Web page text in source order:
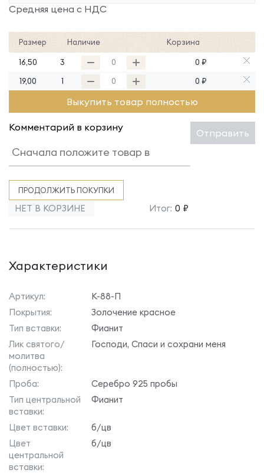
Средняя цена с НДС
Размер Наличие Корзина
16,50 3
0 ₽
19,00
1 0 ₽
Выкупить товар полностью
Комментарий в корзину Отправить
ПРОДОЛЖИТЬ ПОКУПКИ
НЕТ В КОРЗИНЕ Итог: 0 ₽
Характеристики
Артикул:
К-88-П
Покрытия:
Золочение красное
Тип вставки:
Фианит
Лик святого/
молитва
(полностью):
Господи, Спаси и сохрани меня
Проба:
Серебро 925 пробы
Тип центральной
вставки:
Фианит
Цвет вставки:
б/цв
Цвет
центральной
вставки:
б/цв